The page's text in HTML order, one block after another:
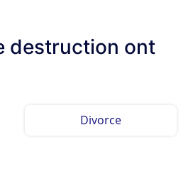
destruction ont
Divorce